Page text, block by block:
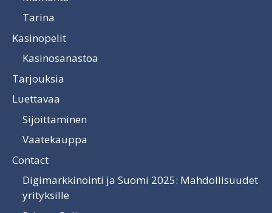
Tarina
Kasinopelit
Kasinosanastoa
Tarjouksia
Luettavaa
Sijoittaminen
Vaatekauppa
Contact
Digimarkkinointi ja Suomi 2025: Mahdollisuudet
yrityksille